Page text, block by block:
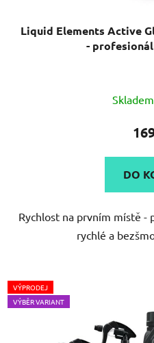
Liquid Elements Active
-
Skladem
DO
Rychlost na prvním místě -
rychlé a
VÝPRODEJ
VÝBĚR VARIANT